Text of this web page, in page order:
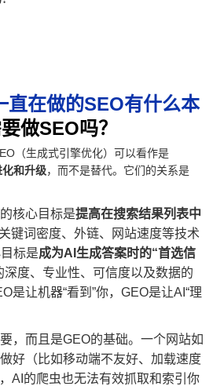
直在做的SEO有什么本
做SEO吗？
（生成式引擎优化）可以看作是
化和升级，而不是替代。它们的关系是
核心目标是提高在搜索结果列表中
键词密度、外链、网站速度等技术
标是成为AI生成答案时的“首选信
深度、专业性、可信度以及数据的
是让机器“看到”你，GEO是让AI“理
，而且是GEO的基础。一个网站如
好（比如移动端不友好、加载速度
AI的爬虫也无法有效抓取和索引你